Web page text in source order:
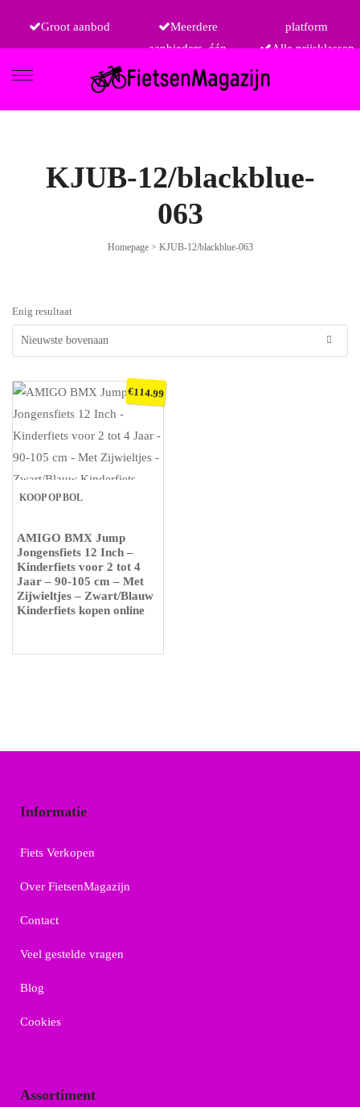
Groot aanbod
Meerdere
aanbieders, één
platform
Alle prijsklassen
KJUB-12/blackblue-
063
Homepage > KJUB-12/blackblue-063
Enig resultaat
KOOP OP BOL
AMIGO BMX Jump
Jongensfiets 12 Inch –
Kinderfiets voor 2 tot 4
Jaar – 90-105 cm – Met
Zijwieltjes – Zwart/Blauw
Kinderfiets kopen online
€114.99
Informatie
Fiets Verkopen
Over FietsenMagazijn
Contact
Veel gestelde vragen
Blog
Cookies
Assortiment